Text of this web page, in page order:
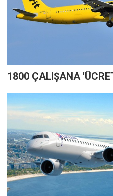
1800 ÇALIŞANA